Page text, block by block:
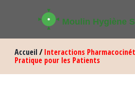
Accueil/Interactions
Pratique pour les Patients